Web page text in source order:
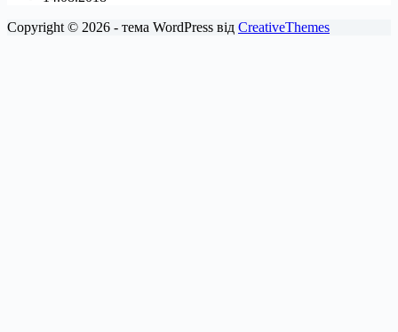
Copyright © 2026 - тема WordPress від CreativeThemes